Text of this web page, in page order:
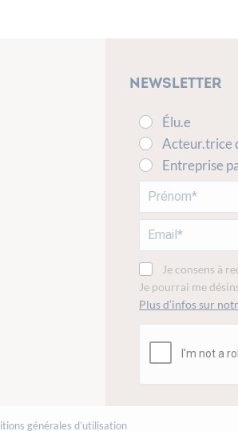
Newsletter
Élu.e
Acteur.trice
Entreprise
Je consens à
Je pourrai me
Plus d’infos sur
générales d’utilisation